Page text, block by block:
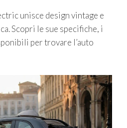
unisce design vintage e
Scopri le sue specifiche, i
per trovare l’auto